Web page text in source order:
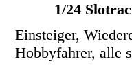
1/24
Einsteiger,
Hobbyfahrer, alle